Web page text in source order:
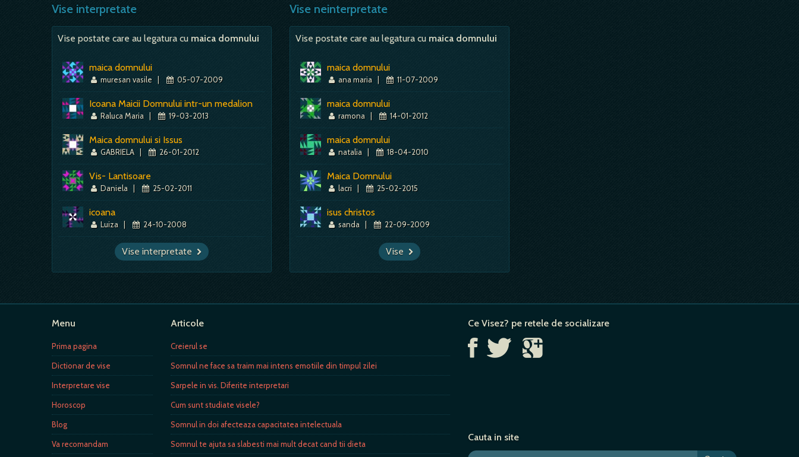
Mai mult despre acest simbol: Dictionar de vise ~ Scaun
Vise interpretate
Vise postate care au legatura cu maica domnului
maica domnului
muresan vasile | 05-07-2009
Icoana Maicii Domnului intr-un medalion
Raluca Maria | 19-03-2013
Maica domnului si Issus
GABRIELA | 26-01-2012
Vis- Lantisoare
Daniela | 25-02-2011
icoana
Luiza | 24-10-2008
Vise interpretate
Vise neinterpretate
Vise postate care au legatura cu maica domnului
maica domnului
ana maria | 11-07-2009
maica domnului
ramona | 14-01-2012
maica domnului
natalia | 18-04-2010
Maica Domnului
lacri | 25-02-2015
isus christos
sanda | 22-09-2009
Vise
Menu
Prima pagina
Dictionar de vise
Interpretare vise
Horoscop
Blog
Va recomandam
Articole
Creierul se
Somnul ne face sa traim mai intens emotiile din timpul zilei
Sarpele in vis. Diferite interpretari
Cum sunt studiate visele?
Somnul in doi afecteaza capacitatea intelectuala
Somnul te ajuta sa slabesti mai mult decat cand tii dieta
Ce Visez? pe retele de socializare
Cauta in site